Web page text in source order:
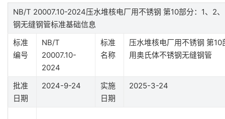
NB/T 20007.10-2024压水堆核电厂用不锈钢 第10部分：1、2
钢无缝钢管标准基础信息
标准
编号
NB/T
20007.10-
2024
标准
名称
压水堆核电厂用不锈钢 第
用奥氏体不锈钢无缝钢管
批准
日期
2024-9-24
实施
日期
2025-3-24